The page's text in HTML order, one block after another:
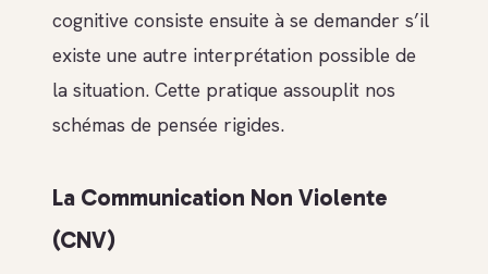
cognitive consiste ensuite à se demander s’il
existe une autre interprétation possible de
la situation. Cette pratique assouplit nos
schémas de pensée rigides.
La Communication Non Violente
(CNV)